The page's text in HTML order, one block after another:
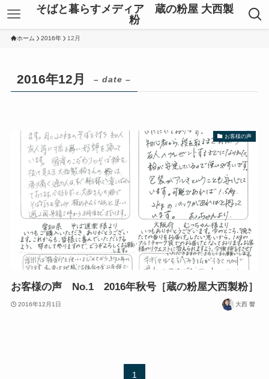
そばと暮らすメディア 蔵の粉屋 大西製
粉
ホーム 2016年 12月
2016年12月 – date –
お客様の声
お客様の声 No.1 2016年秋号［蔵の粉屋大西製粉］
2016年12月1日 大西 響
1